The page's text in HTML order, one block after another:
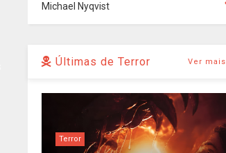
Michael Nyqvist
Últimas de Terror Ver mais
Terror